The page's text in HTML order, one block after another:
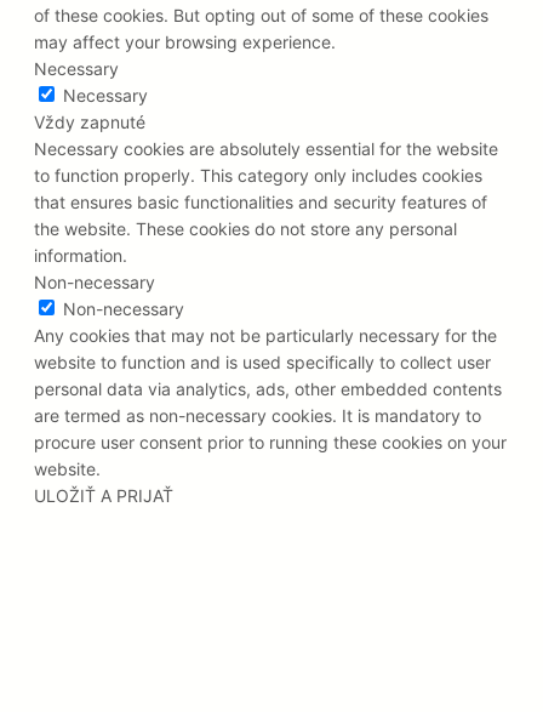
of these cookies. But opting out of some of these cookies
may affect your browsing experience.
Necessary
Necessary
Vždy zapnuté
Necessary cookies are absolutely essential for the website
to function properly. This category only includes cookies
that ensures basic functionalities and security features of
the website. These cookies do not store any personal
information.
Non-necessary
Non-necessary
Any cookies that may not be particularly necessary for the
website to function and is used specifically to collect user
personal data via analytics, ads, other embedded contents
are termed as non-necessary cookies. It is mandatory to
procure user consent prior to running these cookies on your
website.
ULOŽIŤ A PRIJAŤ